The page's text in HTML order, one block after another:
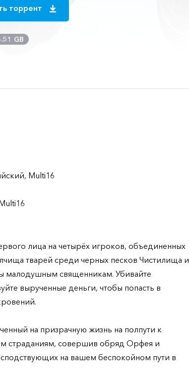
торрент
GB
Multi16
лица на четырёх игроков, объединенных
тварей среди черных песков Чистилища и
малодушным священникам. Убивайте
вырученные деньги, чтобы попасть в
на призрачную жизнь на полпути к
страданиям, совершив обряд Орфея и
на вашем беспокойном пути в